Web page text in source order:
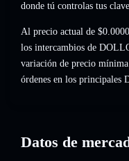
donde tú controlas tus
Al precio actual de
los intercambios de
variación de precio
órdenes en los principales
Datos de